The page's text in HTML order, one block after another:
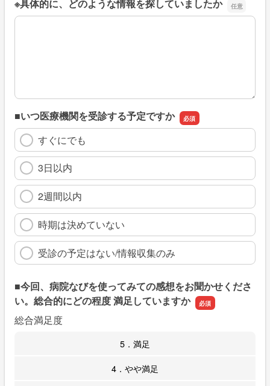
※具体的に、どのような情報を探していましたか
※具体的に、どのような情報を探していましたか
■いつ医療機関を受診する予定ですか
すぐにでも
3日以内
2週間以内
時期は決めていない
受診の予定はない/情報収集のみ
■今回、病院なびを使ってみての感想をお聞かせくださ
い。総合的にどの程度 満足していますか
総合満足度
5．満足
4．やや満足